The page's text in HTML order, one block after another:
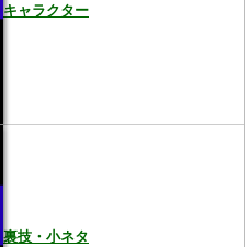
キャラクター
裏技・小ネタ